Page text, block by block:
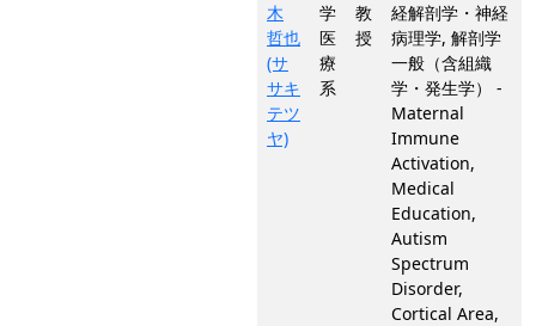
木
哲也
(サ
サキ
テツ
ヤ)
学
医
療
系
教
授
経解剖学・神経
病理学, 解剖学
一般（含組織
学・発生学） -
Maternal
Immune
Activation,
Medical
Education,
Autism
Spectrum
Disorder,
Cortical Area,